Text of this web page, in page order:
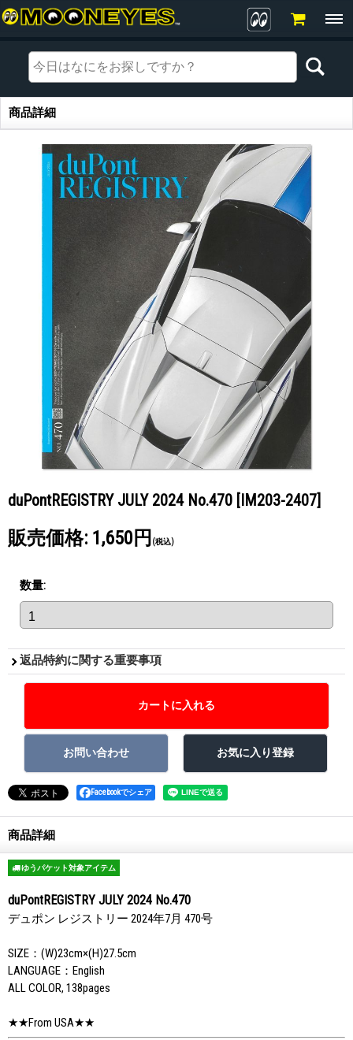
商品詳細
商品詳細
duPontREGISTRY JULY 2024 No.470 [IM203-2407]
販売価格: 1,650円 (税込)
数量:
返品特約に関する重要事項
Facebookでシェア
商品詳細
ゆうパケット対象アイテム
duPontREGISTRY JULY 2024 No.470
デュポン レジストリー 2024年7月 470号
SIZE：(W)23cm×(H)27.5cm
LANGUAGE：English
ALL COLOR, 138pages
★★From USA★★